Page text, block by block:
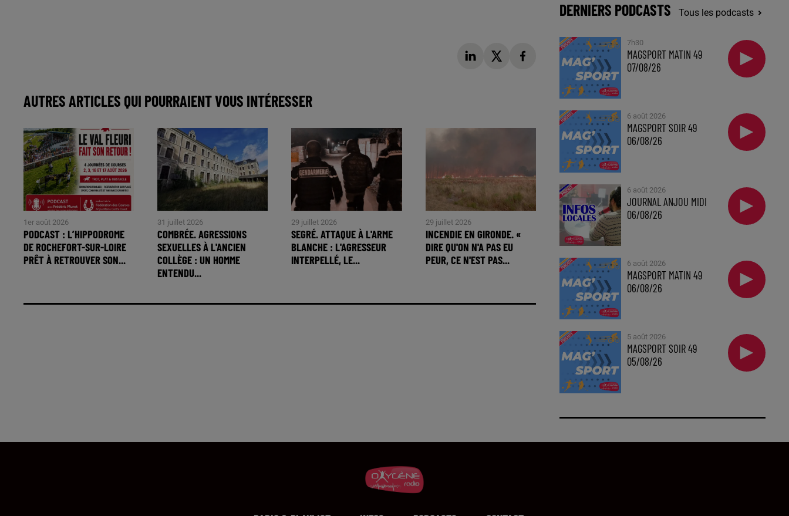
AUTRES ARTICLES QUI POURRAIENT VOUS INTÉRESSER
1er août 2026
PODCAST : L’HIPPODROME
DE ROCHEFORT-SUR-LOIRE
PRÊT À RETROUVER SON...
31 juillet 2026
COMBRÉE. AGRESSIONS
SEXUELLES À L'ANCIEN
COLLÈGE : UN HOMME
ENTENDU...
29 juillet 2026
SEGRÉ. ATTAQUE À L'ARME
BLANCHE : L'AGRESSEUR
INTERPELLÉ, LE...
29 juillet 2026
INCENDIE EN GIRONDE. «
DIRE QU'ON N'A PAS EU
PEUR, CE N'EST PAS...
DERNIERS PODCASTS Tous les podcasts
7h30
MAGSPORT MATIN 49
07/08/26
6 août 2026
MAGSPORT SOIR 49
06/08/26
6 août 2026
JOURNAL ANJOU MIDI
06/08/26
6 août 2026
MAGSPORT MATIN 49
06/08/26
5 août 2026
MAGSPORT SOIR 49
05/08/26